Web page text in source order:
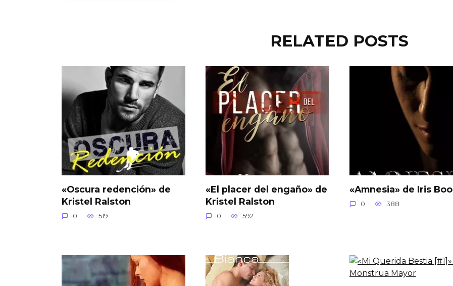
RELATED POSTS
«Oscura redención» de
Kristel Ralston
0 519
«El placer del engaño» de
Kristel Ralston
0 592
«Amnesia» de Iris Boo
0 388